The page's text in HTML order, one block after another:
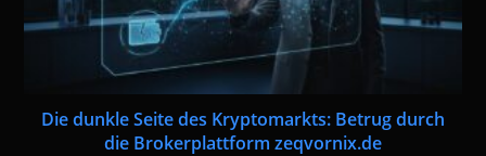
Die dunkle Seite des Kryptomarkts: Betrug durch
die Brokerplattform zeqvornix.de